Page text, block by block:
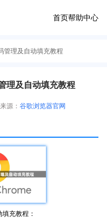
首页帮助中心
管理及自动填充教程
及自动填充教程
来源：谷歌浏览器官网
充教程：